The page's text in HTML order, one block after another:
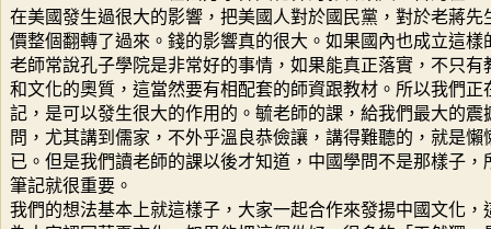
在美國發生過很大的影響，把美國人對於國民黨，對於老蔣
價整個翻轉了過來。錢的影響真的很大。如果國內也成立這
老師常說孔子學院是非常好的事情，如果能真正落實，不只
和文化的奧質，這當然要有相配套的師資跟教材。所以我們
記，是可以發生很大的作用的。毓老師的課，給我們最大的
問，尤其講到儒家，不外乎溫良恭儉讓，講得難聽的，就是
已。但是我們讀老師的課以後才知道，中國學問不是那樣子
筆記就很重要。
我們的想法基本上就這樣子，大家一起合作來發揚中國文化